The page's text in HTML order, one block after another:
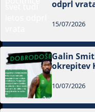
odprl
15/07/2026
Galin
okrepitev
10/07/2026